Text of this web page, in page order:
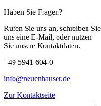
Haben Sie Fragen?
Rufen Sie uns an, schreiben Sie
uns eine E-Mail, oder nutzen
Sie unsere Kontaktdaten.
+49 5941 604-0
info@neuenhauser.de
Zur Kontaktseite